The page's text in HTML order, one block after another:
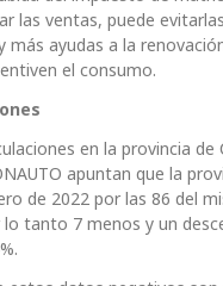
las ventas, puede
más ayudas a la
el consumo.
en la provincia de
apuntan que la
de 2022 por las 86 del
tanto 7 menos y un